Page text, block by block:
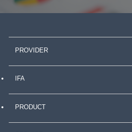
PROVIDER
IFA
PRODUCT